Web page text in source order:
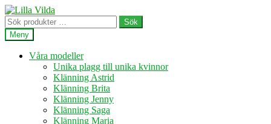
Hoppa
till
navigering
Hoppa
till
innehåll
Sök
efter:
Sök
Meny
Våra modeller
Unika plagg till unika kvinnor
Klänning Astrid
Klänning Brita
Klänning Jenny
Klänning Saga
Klänning Maria